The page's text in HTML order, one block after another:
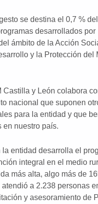
se destina el 0,7 %
desarrollados por
ámbito de la Acción
y la Protección del
Castilla y León colabora
nacional que suponen
para la entidad y que
en nuestro país.
entidad desarrolla el
integral en el medio
más alta, algo más de
a 2.238 personas
y asesoramiento de